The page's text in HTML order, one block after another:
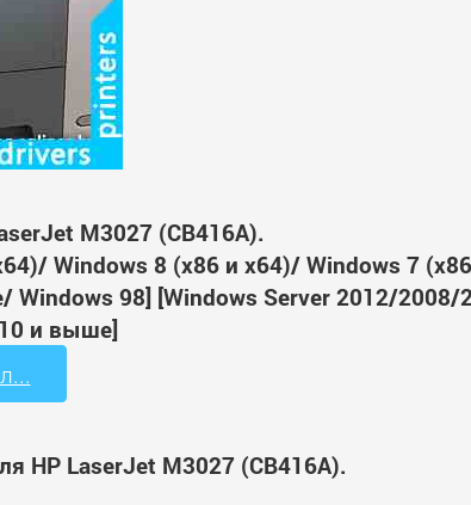
M3027 (CB416A).
Windows 8 (x86 и x64)/ Windows 7
98] [Windows Server 2012/2008/
и выше]
HP LaserJet M3027 (CB416A).